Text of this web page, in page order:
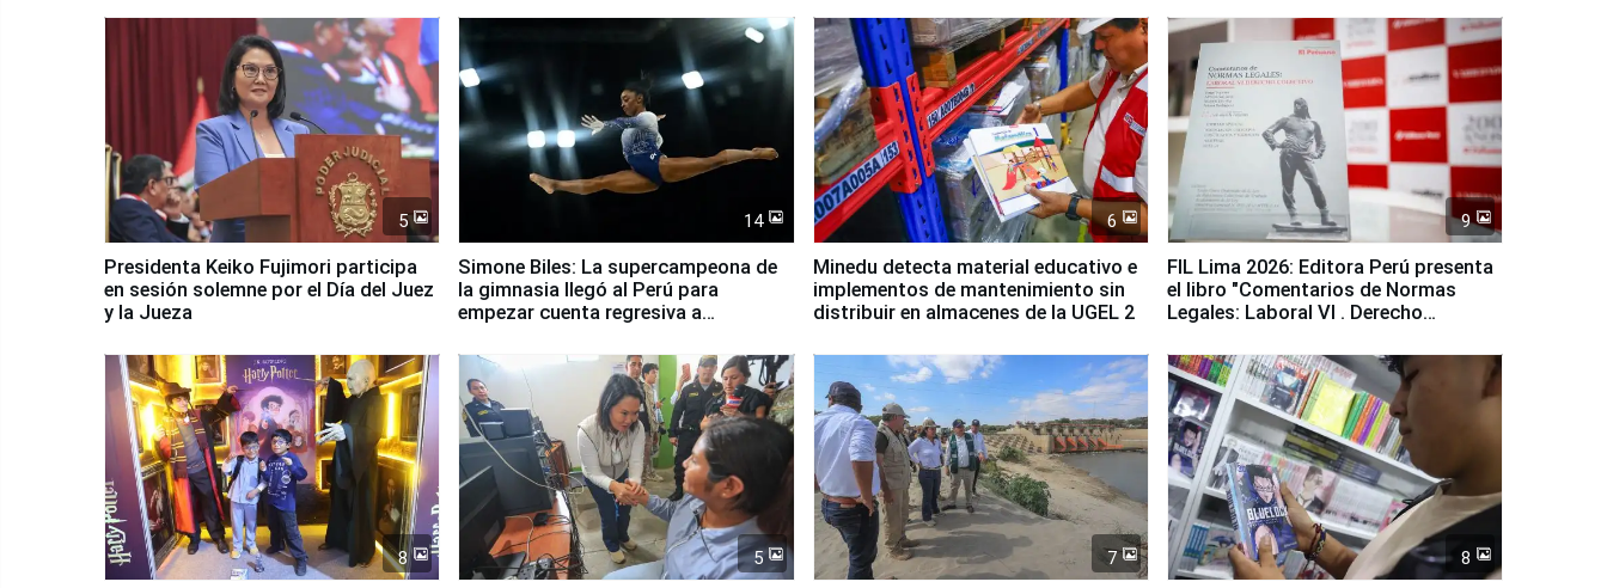
5
Presidenta Keiko Fujimori participa
en sesión solemne por el Día del Juez
y la Jueza
14
Simone Biles: La supercampeona de
la gimnasia llegó al Perú para
empezar cuenta regresiva a
6
Minedu detecta material educativo e
implementos de mantenimiento sin
distribuir en almacenes de la UGEL 2
9
FIL Lima 2026: Editora Perú presenta
el libro "Comentarios de Normas
Legales: Laboral Vl . Derecho
8 5 7 8